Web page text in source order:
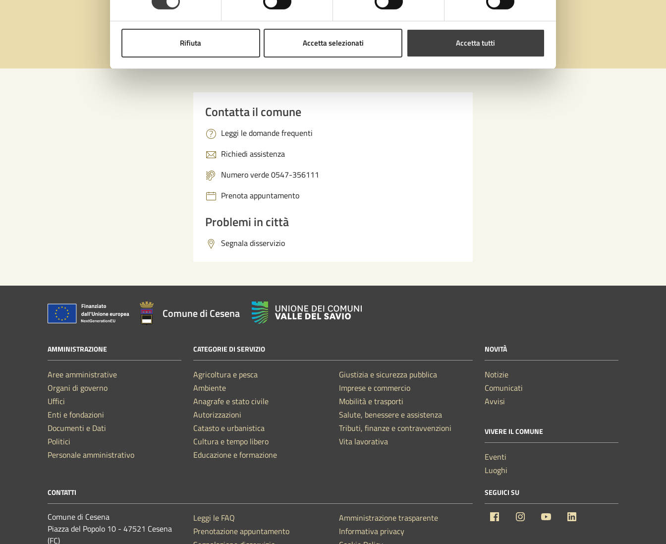
Rifiuta Accetta selezionati Accetta tutti
Valuta 5 stelle su 5
Valuta 4 stelle su 5
Valuta 3 stelle su 5
Valuta 2 stelle su 5
Valuta 1 stelle su 5
Contatta il comune
Leggi le domande frequenti
Richiedi assistenza
Numero verde 0547-356111
Prenota appuntamento
Problemi in città
Segnala disservizio
Comune di Cesena
AMMINISTRAZIONE
Aree amministrative
Organi di governo
Uffici
Enti e fondazioni
Documenti e Dati
Politici
Personale amministrativo
CATEGORIE DI SERVIZIO
Agricoltura e pesca
Ambiente
Anagrafe e stato civile
Autorizzazioni
Catasto e urbanistica
Cultura e tempo libero
Educazione e formazione
Giustizia e sicurezza pubblica
Imprese e commercio
Mobilità e trasporti
Salute, benessere e assistenza
Tributi, finanze e contravvenzioni
Vita lavorativa
NOVITÀ
Notizie
Comunicati
Avvisi
VIVERE IL COMUNE
Eventi
Luoghi
CONTATTI
Comune di Cesena
Piazza del Popolo 10 - 47521 Cesena
(FC)
Leggi le FAQ
Prenotazione appuntamento
Amministrazione trasparente
Informativa privacy
SEGUICI SU
Facebook Instagram YouTube